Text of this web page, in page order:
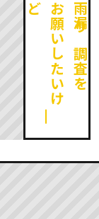
雨漏り調査を
お
願
い
し
た
い
け
ど